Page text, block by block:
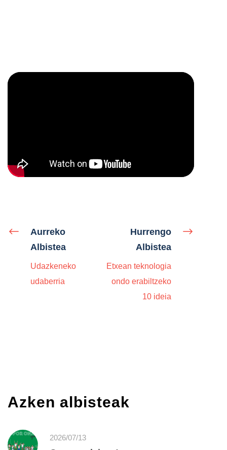
Aurreko
Albistea
Udazkeneko
udaberria
Hurrengo
Albistea
Etxean teknologia
ondo erabiltzeko
10 ideia
Azken albisteak
2026/07/13